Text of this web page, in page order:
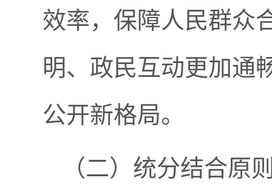
效率，保障人民群众
明、政民互动更加通
公开新格局。
（二）统分结合原